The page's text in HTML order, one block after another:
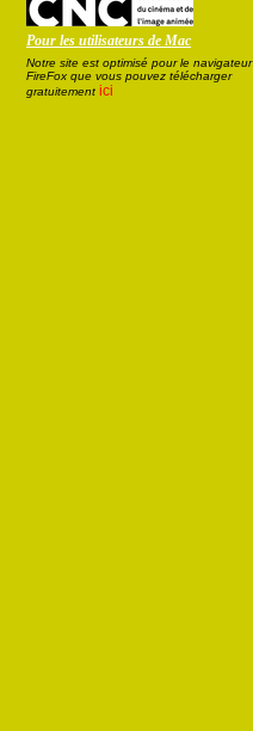
Pour les utilisateurs de Mac
Notre site est optimisé pour le navigateur
FireFox que vous pouvez télécharger
gratuitement ici